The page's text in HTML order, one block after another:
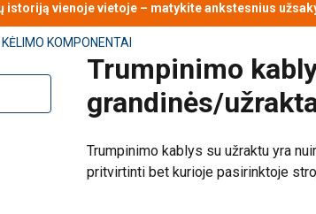
vienoje vietoje – matykite ankstesnius
KĖLIMO KOMPONENTAI
Trumpinimo
grandinės/
Trumpinimo kablys su užraktu yra
pritvirtinti bet kurioje pasirinktoje